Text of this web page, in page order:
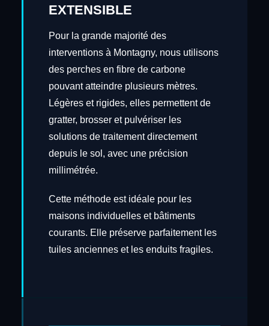
EXTENSIBLE
Pour la grande majorité des
interventions à Montagny, nous utilisons
des perches en fibre de carbone
pouvant atteindre plusieurs mètres.
Légères et rigides, elles permettent de
gratter, brosser et pulvériser les
solutions de traitement directement
depuis le sol, avec une précision
millimétrée.
Cette méthode est idéale pour les
maisons individuelles et bâtiments
courants. Elle préserve parfaitement les
tuiles anciennes et les enduits fragiles.